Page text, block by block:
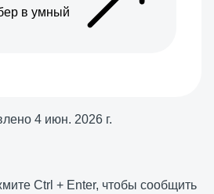
в умный
4 июн. 2026 г.
Ctrl + Enter, чтобы сообщить